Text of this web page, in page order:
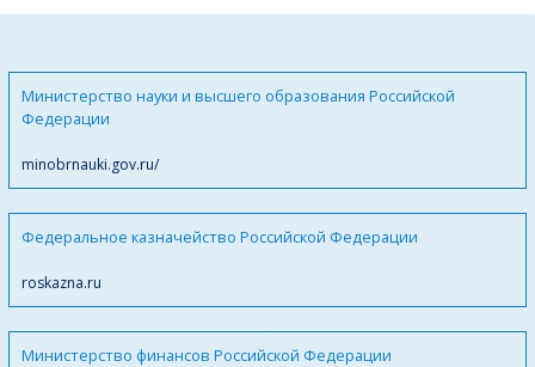
Министерство науки и высшего образования Российской
Федерации
minobrnauki.gov.ru/
Федеральное казначейство Российской Федерации
roskazna.ru
Министерство финансов Российской Федерации